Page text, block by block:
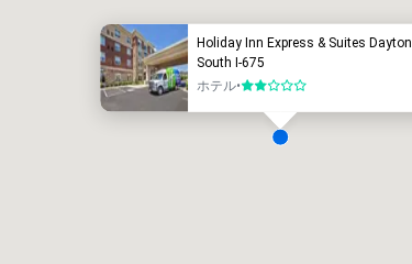
Holiday Inn Express & Suites Dayton
South I-675
ホテル•5 中の 2